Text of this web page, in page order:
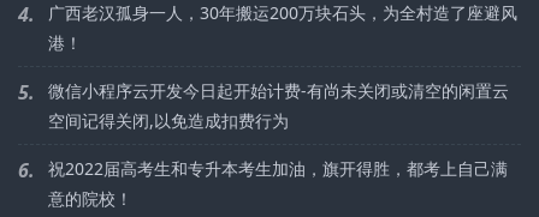
4.
广西老汉孤身一人，30年搬运200万块石头，为全村造了座避风
港！
5.
微信小程序云开发今日起开始计费-有尚未关闭或清空的闲置云
空间记得关闭,以免造成扣费行为
6.
祝2022届高考生和专升本考生加油，旗开得胜，都考上自己满
意的院校！